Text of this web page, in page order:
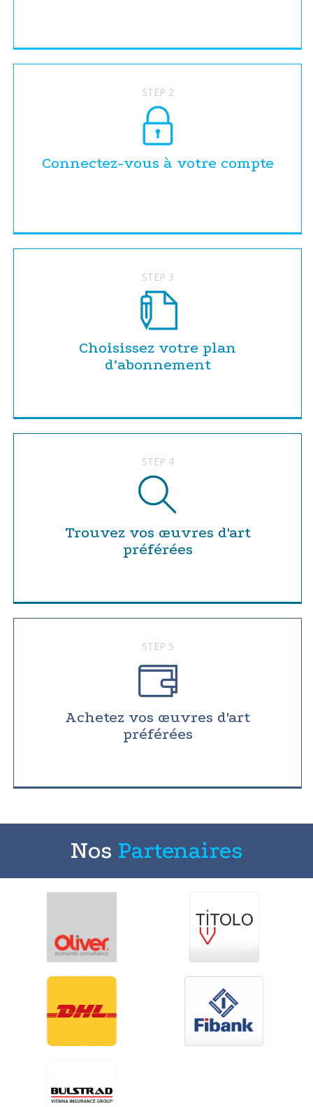
STEP 2
Connectez-vous à votre compte
STEP 3
Choisissez votre plan
d’abonnement
STEP 4
Trouvez vos œuvres d'art
préférées
STEP 5
Achetez vos œuvres d'art
préférées
Nos Partenaires